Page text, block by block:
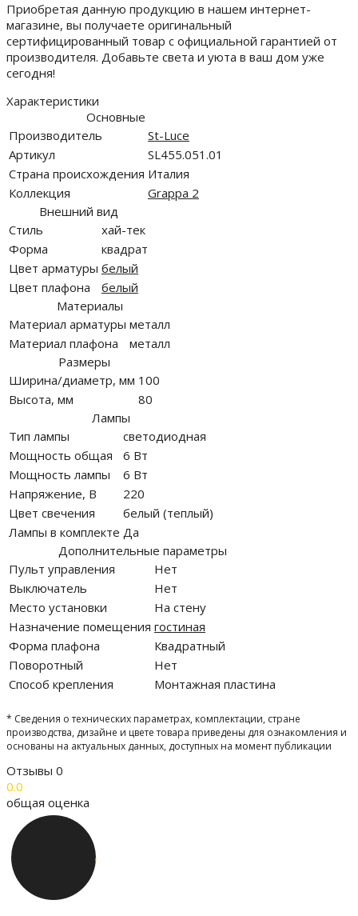
Приобретая данную продукцию в нашем интернет-
магазине, вы получаете оригинальный
сертифицированный товар с официальной гарантией от
производителя. Добавьте света и уюта в ваш дом уже
сегодня!
Характеристики
Основные
Производитель
St-Luce
Артикул
SL455.051.01
Страна происхождения Италия
Коллекция
Grappa 2
Внешний вид
Стиль
хай-тек
Форма
квадрат
Цвет арматуры белый
Цвет плафона
белый
Материалы
Материал арматуры металл
Материал плафона
металл
Размеры
Ширина/диаметр, мм 100
Высота, мм
80
Лампы
Тип лампы
светодиодная
Мощность общая
6 Вт
Мощность лампы
6 Вт
Напряжение, В
220
Цвет свечения
белый (теплый)
Лампы в комплекте Да
Дополнительные параметры
Пульт управления
Нет
Выключатель
Нет
Место установки
На стену
Назначение помещения гостиная
Форма плафона
Квадратный
Поворотный
Нет
Способ крепления
Монтажная пластина
* Сведения о технических параметрах, комплектации, стране
производства, дизайне и цвете товара приведены для ознакомления и
основаны на актуальных данных, доступных на момент публикации
Отзывы 0
0.0
общая оценка